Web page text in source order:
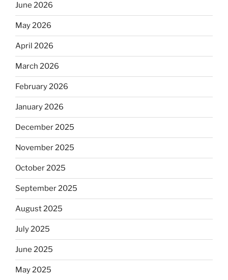
June 2026
May 2026
April 2026
March 2026
February 2026
January 2026
December 2025
November 2025
October 2025
September 2025
August 2025
July 2025
June 2025
May 2025